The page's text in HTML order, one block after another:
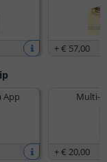
+€ 57,00
App Multi-
+€ 20,00